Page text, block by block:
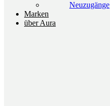
Neuzugänge
Marken
über Aura